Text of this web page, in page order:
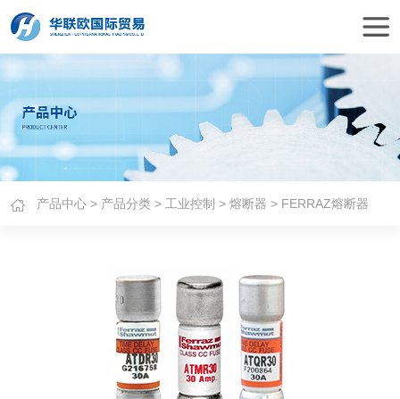
产品中心 > 产品分类 >工业控制 >熔断器 > FERRAZ熔断器